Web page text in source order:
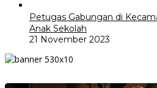
Petugas Gabungan di
Anak Sekolah
21 November 2023